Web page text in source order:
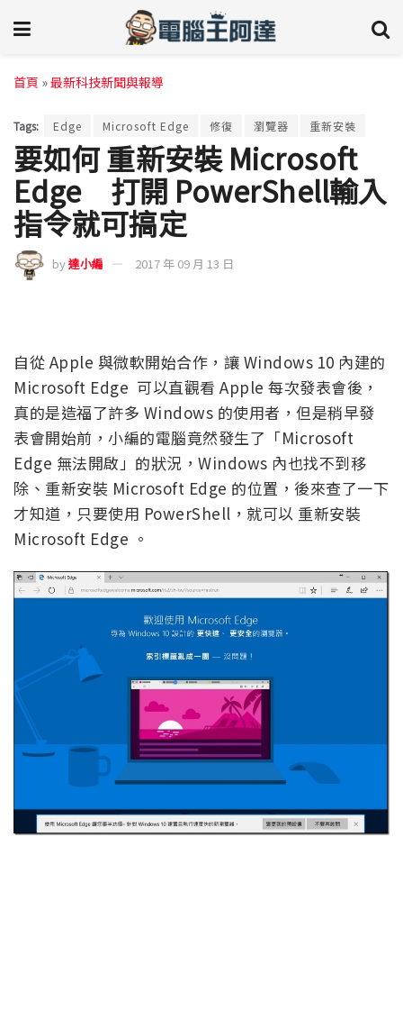
首頁 »最新科技新聞與報導
Tags: Edge Microsoft Edge 修復 瀏覽器 重新安裝
要如何 重新安裝 Microsoft
Edge 打開 PowerShell輸入
指令就可搞定
by達小編 2017 年 09 月 13 日
自從 Apple 與微軟開始合作，讓 Windows 10 內建的
Microsoft Edge 可以直觀看 Apple 每次發表會後，
真的是造福了許多 Windows 的使用者，但是稍早發
表會開始前，小編的電腦竟然發生了「Microsoft
Edge 無法開啟」的狀況，Windows 內也找不到移
除、重新安裝 Microsoft Edge 的位置，後來查了一下
才知道，只要使用 PowerShell，就可以 重新安裝
Microsoft Edge 。